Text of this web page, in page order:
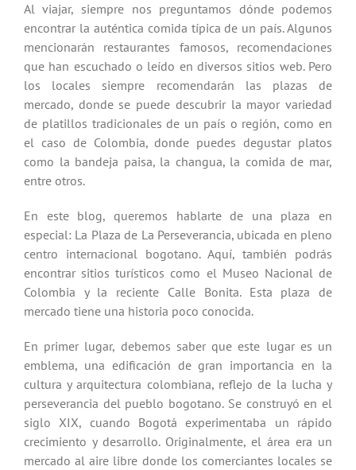
Al viajar, siempre nos preguntamos dónde podemos
encontrar la auténtica comida típica de un país. Algunos
mencionarán restaurantes famosos, recomendaciones
que han escuchado o leído en diversos sitios web. Pero
los locales siempre recomendarán las plazas de
mercado, donde se puede descubrir la mayor variedad
de platillos tradicionales de un país o región, como en
el caso de Colombia, donde puedes degustar platos
como la bandeja paisa, la changua, la comida de mar,
entre otros.
En este blog, queremos hablarte de una plaza en
especial: La Plaza de La Perseverancia, ubicada en pleno
centro internacional bogotano. Aquí, también podrás
encontrar sitios turísticos como el Museo Nacional de
Colombia y la reciente Calle Bonita. Esta plaza de
mercado tiene una historia poco conocida.
En primer lugar, debemos saber que este lugar es un
emblema, una edificación de gran importancia en la
cultura y arquitectura colombiana, reflejo de la lucha y
perseverancia del pueblo bogotano. Se construyó en el
siglo XIX, cuando Bogotá experimentaba un rápido
crecimiento y desarrollo. Originalmente, el área era un
mercado al aire libre donde los comerciantes locales se